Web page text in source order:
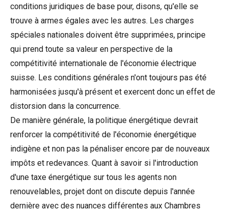
conditions juridiques de base pour, disons, qu'elle se
trouve à armes égales avec les autres. Les charges
spéciales nationales doivent être supprimées, principe
qui prend toute sa valeur en perspective de la
compétitivité internationale de l'économie électrique
suisse. Les conditions générales n'ont toujours pas été
harmonisées jusqu'à présent et exercent donc un effet de
distorsion dans la concurrence.
De manière générale, la politique énergétique devrait
renforcer la compétitivité de l'économie énergétique
indigène et non pas la pénaliser encore par de nouveaux
impôts et redevances. Quant à savoir si l'introduction
d'une taxe énergétique sur tous les agents non
renouvelables, projet dont on discute depuis l'année
dernière avec des nuances différentes aux Chambres